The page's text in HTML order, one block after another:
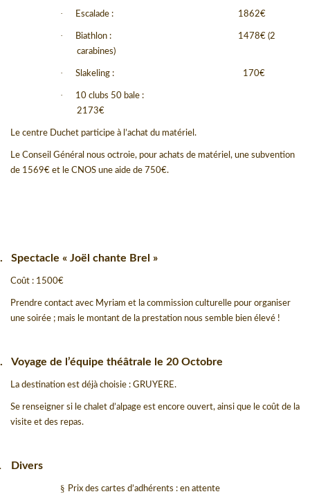
· Escalade : 1862€
· Biathlon :
1478€ (2
carabines)
· Slakeling : 170€
·
10 clubs 50 bale :
2173€
Le centre Duchet participe à l’achat du matériel.
Le Conseil Général nous octroie, pour achats de matériel, une subvention
de 1569€ et le CNOS une aide de 750€.
Spectacle « Joël chante Brel »
Coût : 1500€
Prendre contact avec Myriam et la commission culturelle pour organiser
une soirée ; mais le montant de la prestation nous semble bien élevé !
Voyage de l’équipe théâtrale le 20 Octobre
La destination est déjà choisie : GRUYERE.
Se renseigner si le chalet d’alpage est encore ouvert, ainsi que le coût de la
visite et des repas.
Divers
§ Prix des cartes d’adhérents : en attente